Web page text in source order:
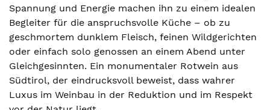
Spannung und Energie machen ihn zu einem idealen
Begleiter für die anspruchsvolle Küche – ob zu
geschmortem dunklem Fleisch, feinen Wildgerichten
oder einfach solo genossen an einem Abend unter
Gleichgesinnten. Ein monumentaler Rotwein aus
Südtirol, der eindrucksvoll beweist, dass wahrer
Luxus im Weinbau in der Reduktion und im Respekt